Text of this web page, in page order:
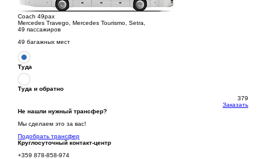
Coach 49pax
Mercedes Travego, Mercedes Tourismo, Setra,
49 пассажиров
49 багажных мест
Туда
Туда и обратно
379
Заказать
Не нашли нужный трансфер?
Мы сделаем это за вас!
Подобрать трансфер
Круглосуточный контакт-центр
+359 878-858-974